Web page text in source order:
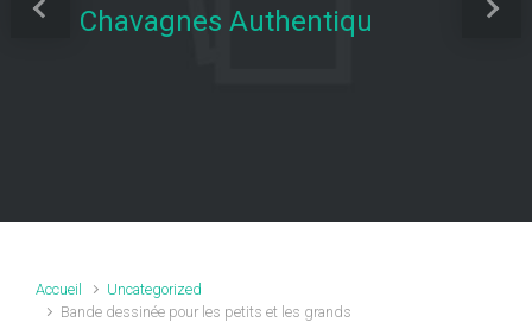
Chavagnes Authentiqu
Previous Next
Accueil
Uncategorized
Bande dessinée pour les petits et les grands